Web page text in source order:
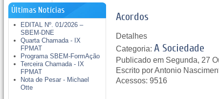
Últimas Notícias
EDITAL Nº. 01/2026 –
SBEM-DNE
Quarta Chamada - IX
FPMAT
Programa SBEM-FormAção
Terceira Chamada - IX
FPMAT
Nota de Pesar - Michael
Otte
Acordos
Detalhes
Categoria:A Sociedade
Publicado em Segunda, 27
Escrito por Antonio
Acessos: 9516